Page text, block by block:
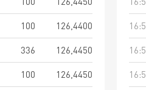
100
126,4400
336
126,4450
100
126,4450